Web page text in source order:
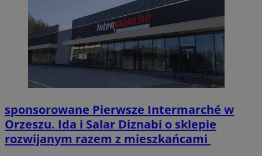
sponsorowane Pierwsze Intermarché w
Orzeszu. Ida i Salar Diznabi o sklepie
rozwijanym razem z mieszkańcami